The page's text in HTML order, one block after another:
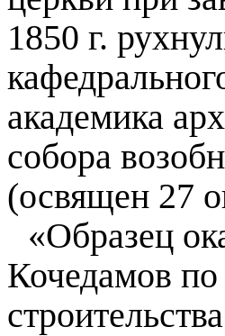
1850 г.
академика
собора
(освящен 27
«Образец
Кочедамов